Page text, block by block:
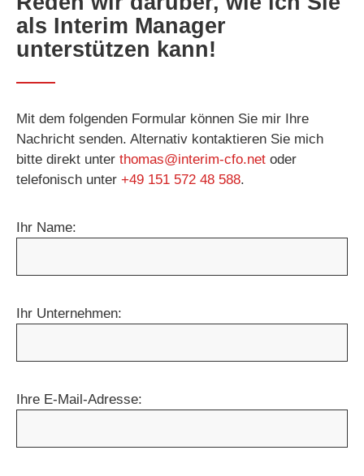
als Interim Manager
unterstützen kann!
Mit dem folgenden Formular können Sie mir Ihre
Nachricht senden. Alternativ kontaktieren Sie mich
bitte direkt unter thomas@interim-cfo.net oder
telefonisch unter +49 151 572 48 588.
Ihr Name:
Ihr Unternehmen:
Ihre E-Mail-Adresse: